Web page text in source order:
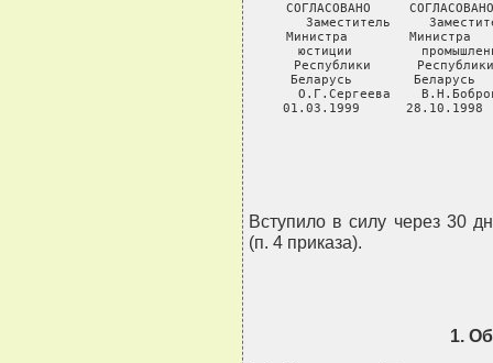
СОГЛАСОВАНО
Заместитель
Министра        Министра
юстиции
Республики
Беларусь
О.Г.Сергеева
01.03.1999
Вступило в силу через 30
(п. 4 приказа).
1.